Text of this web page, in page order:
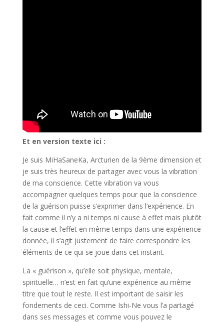
Et en version texte ici :
Je suis MiHaSaneKa, Arcturien de la 9ème dimension et
je suis très heureux de partager avec vous la vibration
de ma conscience. Cette vibration va vous
accompagner quelques temps pour que la conscience
de la guérison puisse s’exprimer dans l’expérience. En
fait comme il n’y a ni temps ni cause à effet mais plutôt
la cause et l’effet en même temps dans une expérience
donnée, il s’agit justement de faire correspondre les
éléments de ce qui se joue dans cet instant.
La « guérison », qu’elle soit physique, mentale,
spirituelle… n’est en fait qu’une expérience au même
titre que tout le reste. Il est important de saisir les
fondements de ceci. Comme Ishi-Ne vous l’a partagé
dans ses messages et comme vous pouvez le